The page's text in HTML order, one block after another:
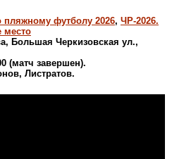
футболу 2026, ЧР-2026.
место
Большая Черкизовская ул.,
(матч завершен).
Листратов.